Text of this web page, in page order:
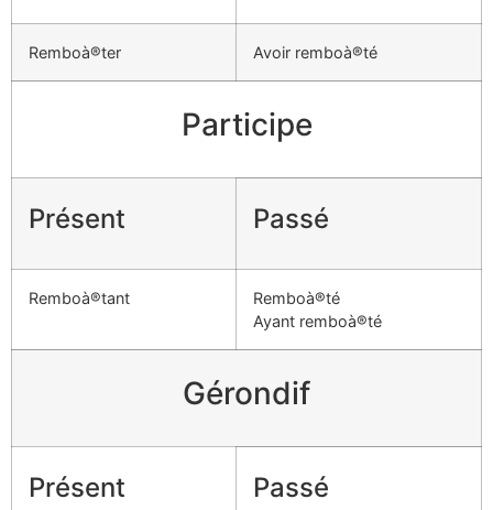
Remboà®ter Avoir remboà®té
Participe
Présent Passé
Remboà®tant
Remboà®té
Ayant remboà®té
Gérondif
Présent Passé